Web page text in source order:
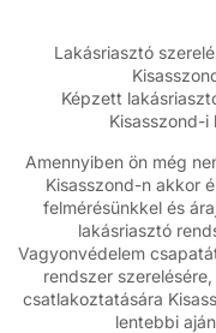
Lakásriasztó
Képzett
Kisasszond-i
Amennyiben ön még
Kisasszond-n akkor
felmérésünkkel és
lakásriasztó
Vagyonvédelem
rendszer
csatlakoztatására
lentebbi